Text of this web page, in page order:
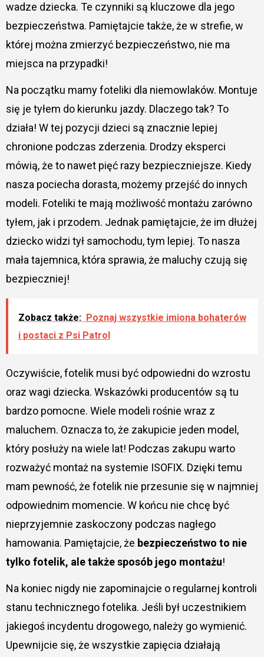
wadze dziecka. Te czynniki są kluczowe dla jego
bezpieczeństwa. Pamiętajcie także, że w strefie, w
której można zmierzyć bezpieczeństwo, nie ma
miejsca na przypadki!
Na początku mamy foteliki dla niemowlaków. Montuje
się je tyłem do kierunku jazdy. Dlaczego tak? To
działa! W tej pozycji dzieci są znacznie lepiej
chronione podczas zderzenia. Drodzy eksperci
mówią, że to nawet pięć razy bezpieczniejsze. Kiedy
nasza pociecha dorasta, możemy przejść do innych
modeli. Foteliki te mają możliwość montażu zarówno
tyłem, jak i przodem. Jednak pamiętajcie, że im dłużej
dziecko widzi tył samochodu, tym lepiej. To nasza
mała tajemnica, która sprawia, że maluchy czują się
bezpieczniej!
Zobacz także: Poznaj wszystkie imiona bohaterów
i postaci z Psi Patrol
Oczywiście, fotelik musi być odpowiedni do wzrostu
oraz wagi dziecka. Wskazówki producentów są tu
bardzo pomocne. Wiele modeli rośnie wraz z
maluchem. Oznacza to, że zakupicie jeden model,
który posłuży na wiele lat! Podczas zakupu warto
rozważyć montaż na systemie ISOFIX. Dzięki temu
mam pewność, że fotelik nie przesunie się w najmniej
odpowiednim momencie. W końcu nie chcę być
nieprzyjemnie zaskoczony podczas nagłego
hamowania. Pamiętajcie, że bezpieczeństwo to nie
tylko fotelik, ale także sposób jego montażu!
Na koniec nigdy nie zapominajcie o regularnej kontroli
stanu technicznego fotelika. Jeśli był uczestnikiem
jakiegoś incydentu drogowego, należy go wymienić.
Upewnijcie się, że wszystkie zapięcia działają